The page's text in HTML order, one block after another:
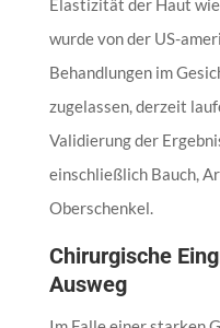
Elastizität der Haut
wurde von der US-
Behandlungen im
zugelassen, derzeit
Validierung der
einschließlich Bauch,
Oberschenkel.
Chirurgische
Ausweg